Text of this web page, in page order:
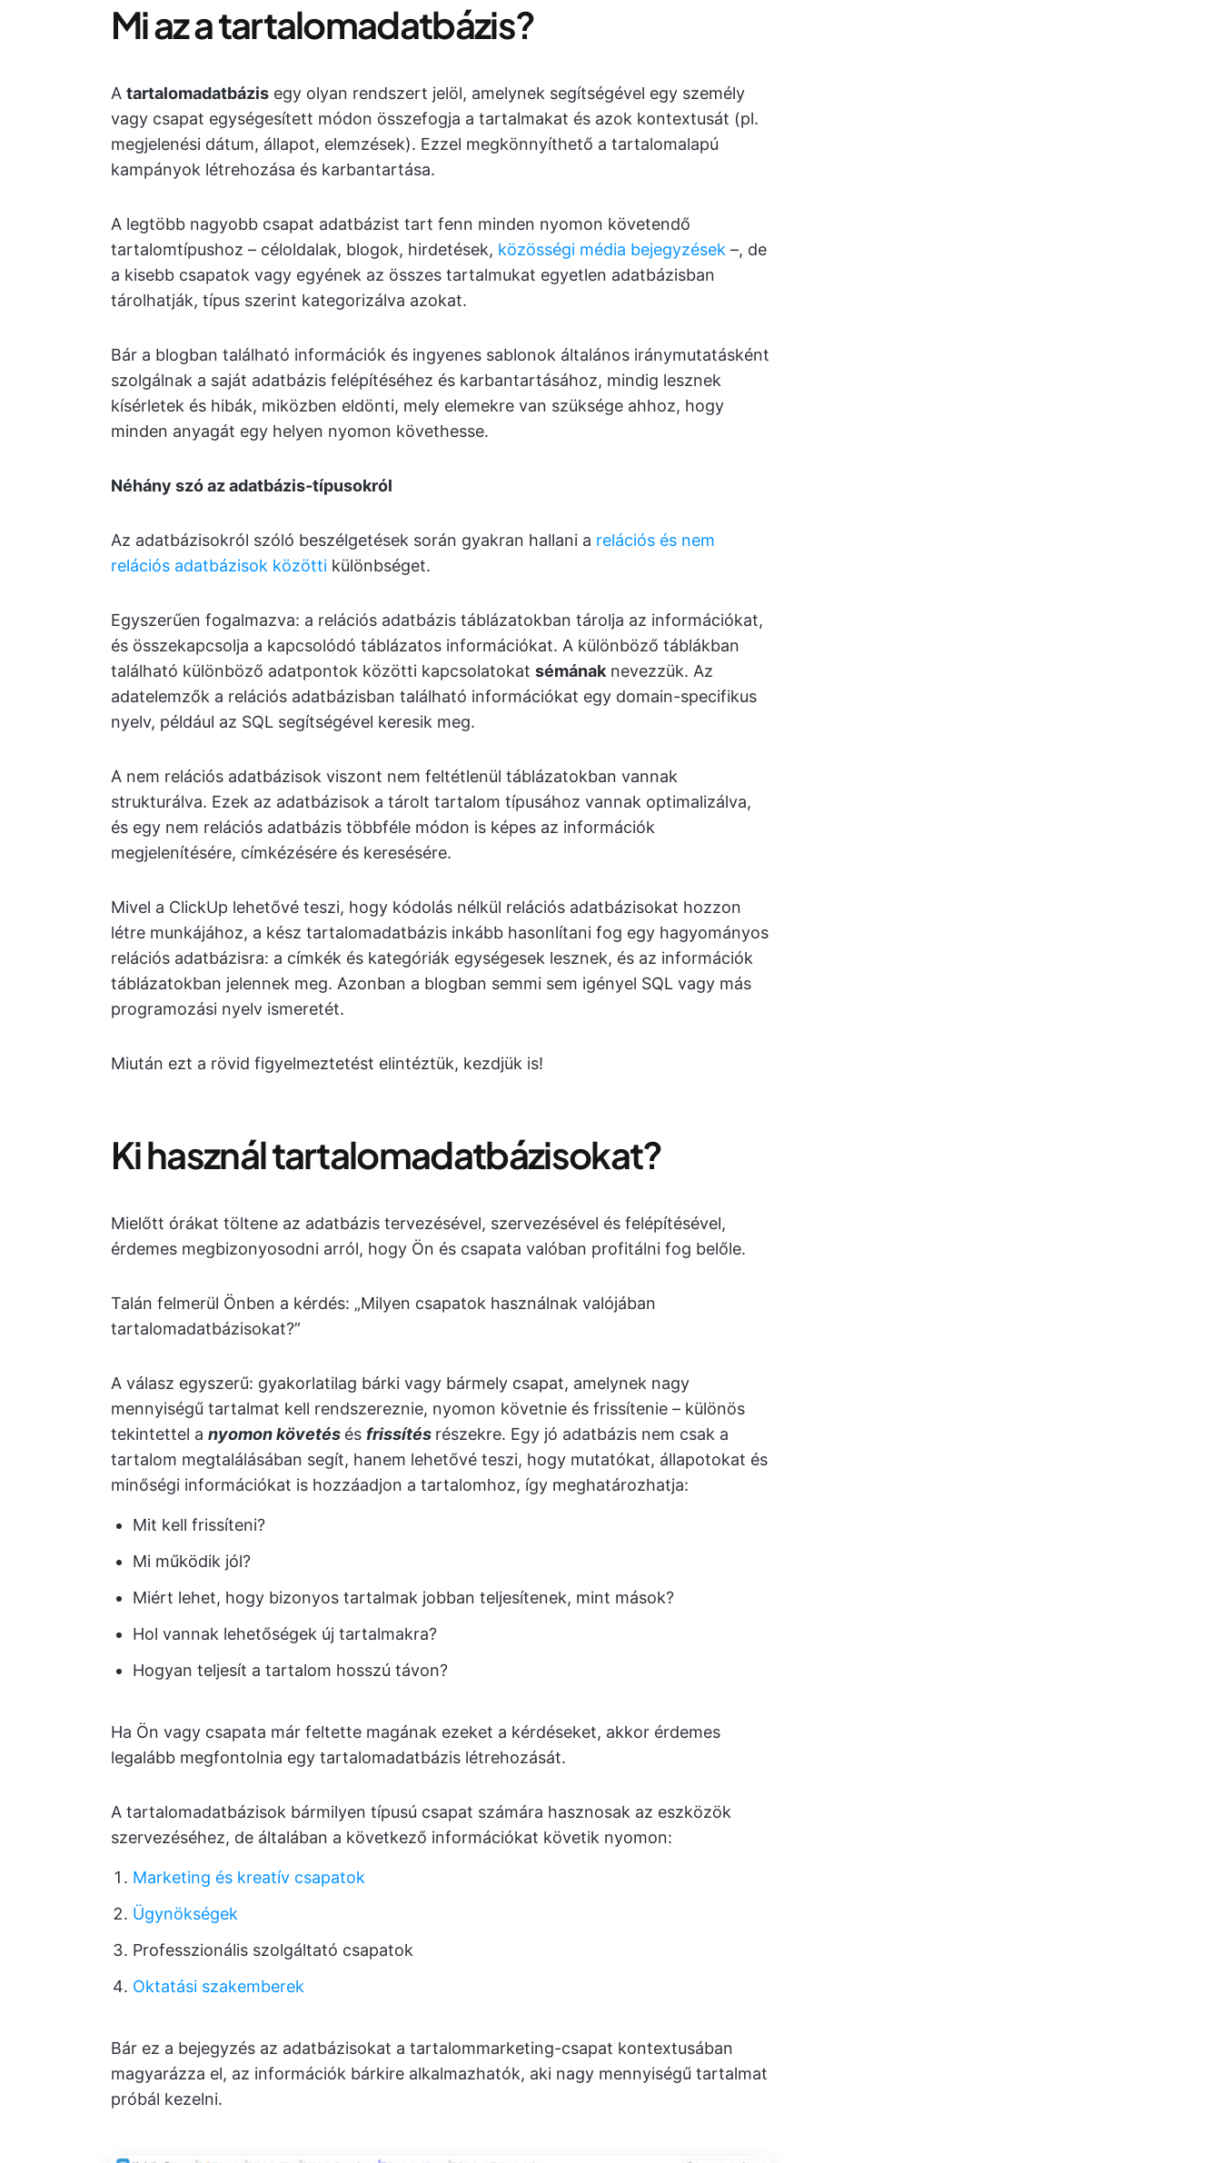
Mi az a tartalomadatbázis?
A tartalomadatbázis egy olyan rendszert jelöl, amelynek segítségével egy személy
vagy csapat egységesített módon összefogja a tartalmakat és azok kontextusát (pl.
megjelenési dátum, állapot, elemzések). Ezzel megkönnyíthető a tartalomalapú
kampányok létrehozása és karbantartása.
A legtöbb nagyobb csapat adatbázist tart fenn minden nyomon követendő
tartalomtípushoz – céloldalak, blogok, hirdetések, közösségi média bejegyzések –, de
a kisebb csapatok vagy egyének az összes tartalmukat egyetlen adatbázisban
tárolhatják, típus szerint kategorizálva azokat.
Bár a blogban található információk és ingyenes sablonok általános iránymutatásként
szolgálnak a saját adatbázis felépítéséhez és karbantartásához, mindig lesznek
kísérletek és hibák, miközben eldönti, mely elemekre van szüksége ahhoz, hogy
minden anyagát egy helyen nyomon követhesse.
Néhány szó az adatbázis-típusokról
Az adatbázisokról szóló beszélgetések során gyakran hallani a relációs és nem
relációs adatbázisok közötti különbséget.
Egyszerűen fogalmazva: a relációs adatbázis táblázatokban tárolja az információkat,
és összekapcsolja a kapcsolódó táblázatos információkat. A különböző táblákban
található különböző adatpontok közötti kapcsolatokat sémának nevezzük. Az
adatelemzők a relációs adatbázisban található információkat egy domain-specifikus
nyelv, például az SQL segítségével keresik meg.
A nem relációs adatbázisok viszont nem feltétlenül táblázatokban vannak
strukturálva. Ezek az adatbázisok a tárolt tartalom típusához vannak optimalizálva,
és egy nem relációs adatbázis többféle módon is képes az információk
megjelenítésére, címkézésére és keresésére.
Mivel a ClickUp lehetővé teszi, hogy kódolás nélkül relációs adatbázisokat hozzon
létre munkájához, a kész tartalomadatbázis inkább hasonlítani fog egy hagyományos
relációs adatbázisra: a címkék és kategóriák egységesek lesznek, és az információk
táblázatokban jelennek meg. Azonban a blogban semmi sem igényel SQL vagy más
programozási nyelv ismeretét.
Miután ezt a rövid figyelmeztetést elintéztük, kezdjük is!
Ki használ tartalomadatbázisokat?
Mielőtt órákat töltene az adatbázis tervezésével, szervezésével és felépítésével,
érdemes megbizonyosodni arról, hogy Ön és csapata valóban profitálni fog belőle.
Talán felmerül Önben a kérdés: „Milyen csapatok használnak valójában
tartalomadatbázisokat?”
A válasz egyszerű: gyakorlatilag bárki vagy bármely csapat, amelynek nagy
mennyiségű tartalmat kell rendszereznie, nyomon követnie és frissítenie – különös
tekintettel a nyomon követés és frissítés részekre. Egy jó adatbázis nem csak a
tartalom megtalálásában segít, hanem lehetővé teszi, hogy mutatókat, állapotokat és
minőségi információkat is hozzáadjon a tartalomhoz, így meghatározhatja:
Mit kell frissíteni?
Mi működik jól?
Miért lehet, hogy bizonyos tartalmak jobban teljesítenek, mint mások?
Hol vannak lehetőségek új tartalmakra?
Hogyan teljesít a tartalom hosszú távon?
Ha Ön vagy csapata már feltette magának ezeket a kérdéseket, akkor érdemes
legalább megfontolnia egy tartalomadatbázis létrehozását.
A tartalomadatbázisok bármilyen típusú csapat számára hasznosak az eszközök
szervezéséhez, de általában a következő információkat követik nyomon:
Marketing és kreatív csapatok
Ügynökségek
Professzionális szolgáltató csapatok
Oktatási szakemberek
Bár ez a bejegyzés az adatbázisokat a tartalommarketing-csapat kontextusában
magyarázza el, az információk bárkire alkalmazhatók, aki nagy mennyiségű tartalmat
próbál kezelni.